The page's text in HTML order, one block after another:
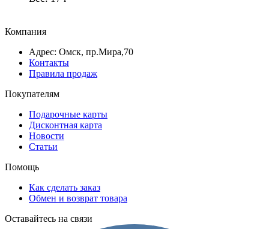
Компания
Адрес: Омск, пр.Мира,70
Контакты
Правила продаж
Покупателям
Подарочные карты
Дисконтная карта
Новости
Статьи
Помощь
Как сделать заказ
Обмен и возврат товара
Оставайтесь на связи